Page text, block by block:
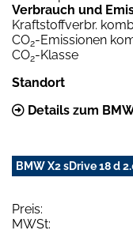
Verbrauch und
Kraftstoffverbr.
CO2-Emissionen
CO2-Klasse
Standort
Details zum
BMW X2 sDrive 18 d
Preis:
MWSt: